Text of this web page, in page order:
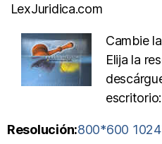
LexJuridica.com
Cambie
Elija la
escritorio:
Resolución:800*600